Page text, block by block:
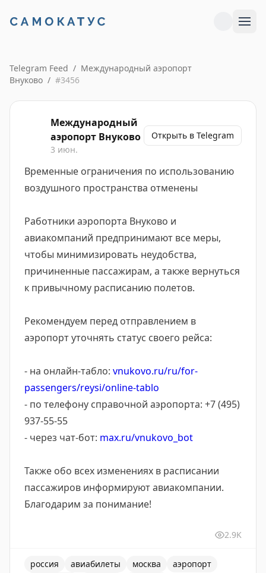
Telegram Feed / Международный аэропорт
Внуково / #3456
Международный
аэропорт Внуково
3 июн.
Открыть в Telegram
Временные ограничения по использованию
воздушного пространства отменены
Работники аэропорта Внуково и
авиакомпаний предпринимают все меры,
чтобы минимизировать неудобства,
причиненные пассажирам, а также вернуться
к привычному расписанию полетов.
Рекомендуем перед отправлением в
аэропорт уточнять статус своего рейса:
- на онлайн-табло: vnukovo.ru/ru/for-
passengers/reysi/online-tablo
- по телефону справочной аэропорта: +7 (495)
937-55-55
- через чат-бот: max.ru/vnukovo_bot
Также обо всех изменениях в расписании
пассажиров информируют авиакомпании.
Благодарим за понимание!
2.9K
россия авиабилеты москва
аэропорт